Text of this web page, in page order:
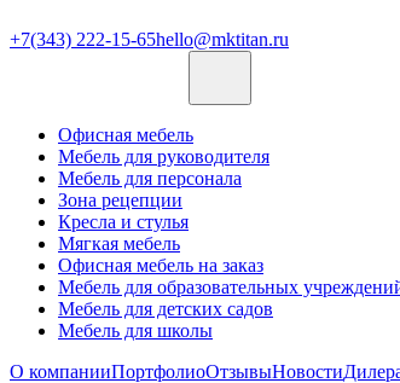
+7(343) 222-15-65hello@mktitan.ru
Офисная мебель
Мебель для руководителя
Мебель для персонала
Зона рецепции
Кресла и стулья
Мягкая мебель
Офисная мебель на заказ
Мебель для образовательных
Мебель для детских садов
Мебель для школы
О компанииПортфолиоОтзывыНовости